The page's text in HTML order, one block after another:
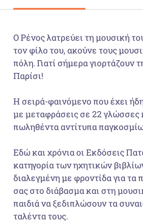
Ο Ρένος λατρεύει τη μουσική
τον φίλο του, ακούνε τους
πόλη. Γιατί σήμερα γιορτάζουν
Παρίσι!
Η σειρά-φαινόμενο που έχει
με μεταφράσεις σε 22 γλώσσες
πωληθέντα αντίτυπα
Εδώ και χρόνια οι Εκδόσεις
κατηγορία των ηχητικών
διαλεγμένη με φροντίδα για
σας στο διάβασμα και στη
παιδιά να ξεδιπλώσουν τα
ταλέντα τους.